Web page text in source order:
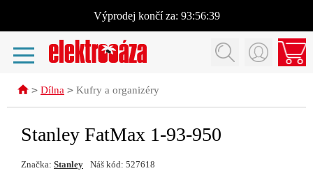
Výprodej končí za: 93:56:38
> Dílna > Kufry a organizéry
Stanley FatMax 1-93-950
Značka: Stanley Náš kód: 527618